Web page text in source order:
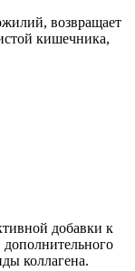
возвращает
кишечника,
добавки к
коллагена.